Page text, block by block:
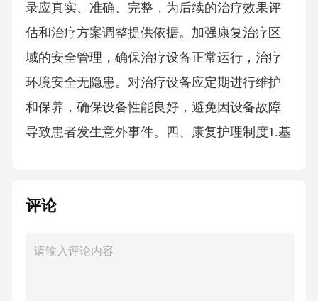
录应真实、准确、完整，为后续的治疗效果评
估和治疗方案调整提供依据。加强康复治疗区
域的安全管理，确保治疗设备正常运行，治疗
环境安全无隐患。对治疗设备应定期进行维护
和保养，确保设备性能良好，避免因设备故障
导致患者发生意外事件。四、康复护理制度1.基
生活活动，如翻身、拍背、洗漱、进食、穿衣
泌尿系统感染等。密切观察患者的病情变化，
评论